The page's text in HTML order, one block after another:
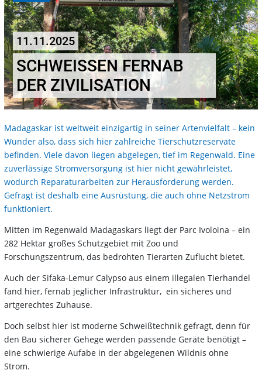
11.11.2025
SCHWEISSEN FERNAB D
ER ZIVILISATION
Madagaskar ist weltweit einzigartig in seiner Artenvielfalt – kein
Wunder also, dass sich hier zahlreiche Tierschutzreservate
befinden. Viele davon liegen abgelegen, tief im Regenwald. Eine
zuverlässige Stromversorgung ist hier nicht gewährleistet,
wodurch Reparaturarbeiten zur Herausforderung werden.
Gefragt ist deshalb eine Ausrüstung, die auch ohne Netzstrom
funktioniert.
Mitten im Regenwald Madagaskars liegt der Parc Ivoloina – ein
282 Hektar großes Schutzgebiet mit Zoo und
Forschungszentrum, das bedrohten Tierarten Zuflucht bietet.
Auch der Sifaka-Lemur Calypso aus einem illegalen Tierhandel
fand hier, fernab jeglicher Infrastruktur, ein sicheres und
artgerechtes Zuhause.
Doch selbst hier ist moderne Schweißtechnik gefragt, denn für
den Bau sicherer Gehege werden passende Geräte benötigt –
eine schwierige Aufabe in der abgelegenen Wildnis ohne
Strom.